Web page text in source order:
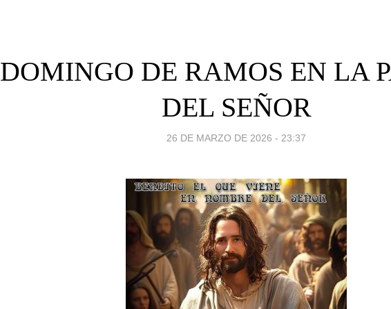
DOMINGO DE RAMOS EN LA
DEL SEÑOR
26 DE MARZO DE 2026 - 23:37